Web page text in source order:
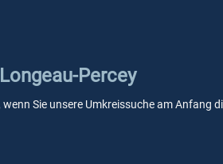
Percey
Sie unsere Umkreissuche am Anfang